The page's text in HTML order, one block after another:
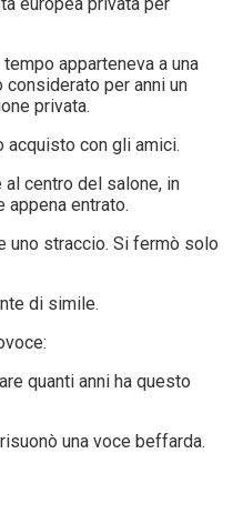
apparteneva a una
per anni un
privata.
acquisto con gli amici.
centro del salone, in
entrato.
uno straccio. Si fermò solo
di simile.
quanti anni ha questo
una voce beffarda.